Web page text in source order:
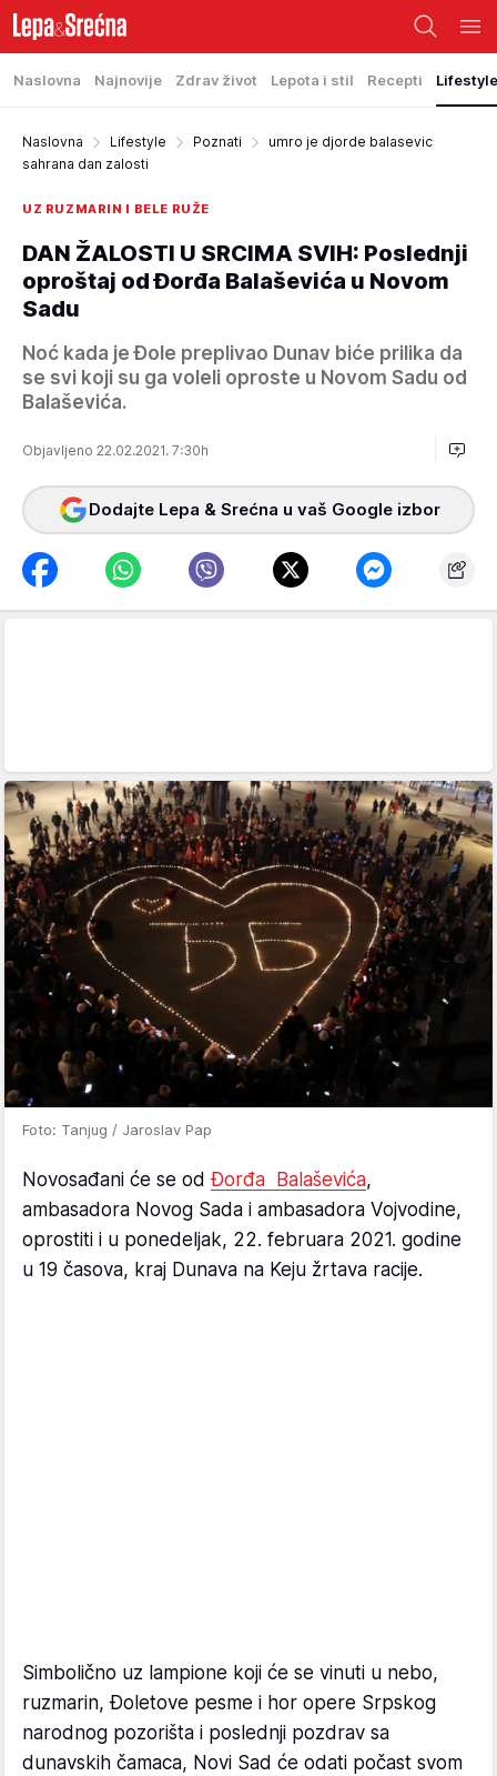
Naslovna Najnovije Zdrav život Lepota i stil Recepti Lifestyle
Naslovna Lifestyle Poznati
umro je djorde balasevic
sahrana dan zalosti
UZ RUZMARIN I BELE RUŽE
DAN ŽALOSTI U SRCIMA SVIH: Poslednji
oproštaj od Đorđa Balaševića u Novom
Sadu
Noć kada je Đole preplivao Dunav biće prilika da
se svi koji su ga voleli oproste u Novom Sadu od
Balaševića.
Objavljeno 22.02.2021. 7:30h
Dodajte Lepa & Srećna u vaš Google izbor
Foto: Tanjug / Jaroslav Pap
Novosađani će se odĐorđa Balaševića,
ambasadora Novog Sada i ambasadora Vojvodine,
oprostiti i u ponedeljak, 22. februara 2021. godine
u 19 časova, kraj Dunava na Keju žrtava racije.
Simbolično uz lampione koji će se vinuti u nebo,
ruzmarin, Đoletove pesme i hor opere Srpskog
narodnog pozorišta i poslednji pozdrav sa
dunavskih čamaca, Novi Sad će odati počast svom